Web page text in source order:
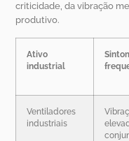
criticidade, da vibração
produtivo.
Ativo
industrial
Ventiladores
industriais